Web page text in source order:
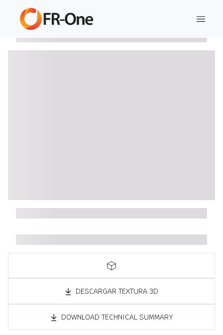
DESCARGAR TEXTURA 3D
DOWNLOAD TECHNICAL SUMMARY